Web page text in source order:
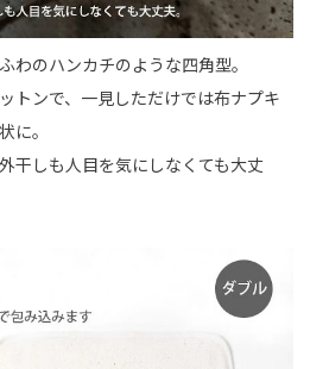
わのハンカチのような四角型。
トンで、一見しただけでは布ナプキ
に。
干しも人目を気にしなくても大丈